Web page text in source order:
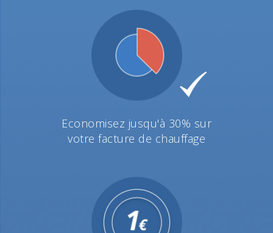
Economisez jusqu'à 30% sur
votre facture de chauffage